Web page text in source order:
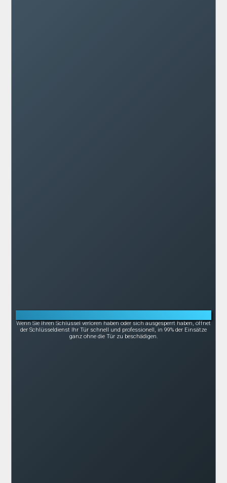
Wenn Sie Ihren Schlüssel verloren haben oder sich ausgesperrt haben, öffnet
der Schlüsseldienst Ihr Tür schnell und professionell, in 99% der Einsätze
ganz ohne die Tür zu beschädigen.